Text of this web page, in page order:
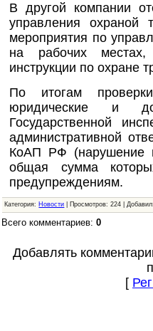
В другой компании
управления охраной
мероприятия по
на рабочих
инструкции по охране
По итогам
юридические и
Государственной
административной
КоАП РФ (нарушение
общая сумма
предупреждениям.
Категория: Новости | Просмотров: 224 |
Всего комментариев:0
Добавлять
[